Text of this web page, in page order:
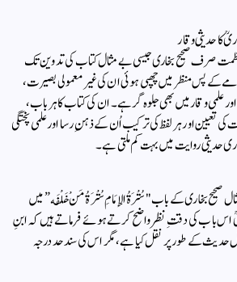
کا حدیثی وقار
صرف صحیح بخاری جیسی بے مثال کتاب کی تدوین تک
کے پس منظر میں چھپی ہوئی ان کی غیر معمولی بصیرت،
علمی وقار میں بھی جلوہ گر ہے۔ ان کی کتاب کا ہر باب،
کی تعیین اور ہر لفظ کی تركيب اُن کے ذہنِ رسا اور علمی پختگی
حدیثی روایت میں بہت کم ملتی ہے۔
صحیح بخاری کے باب "سُتْرَةُ الإِمَامِ سُتْرَةُ مَنْ خَلْفَه”میں
اس باب کی دقتِ نظر واضح کرتے ہوئے فرماتے ہیں کہ ابنِ
حدیث کے طور پر نقل کیا ہے، مگر اس کی سند حد درجہ